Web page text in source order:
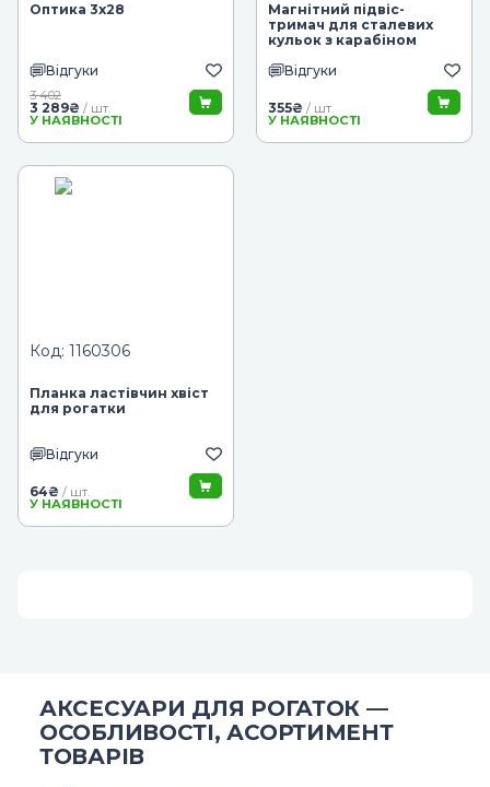
Оптика 3х28
Відгуки
3 402
3 289₴ / шт.
У НАЯВНОСТІ
Магнітний підвіс-
тримач для сталевих
кульок з карабіном
Відгуки
355₴ / шт.
У НАЯВНОСТІ
Код: 1160306
Планка ластівчин хвіст
для рогатки
Відгуки
64₴ / шт.
У НАЯВНОСТІ
АКСЕСУАРИ ДЛЯ РОГАТОК —
ОСОБЛИВОСТІ, АСОРТИМЕНТ
ТОВАРІВ